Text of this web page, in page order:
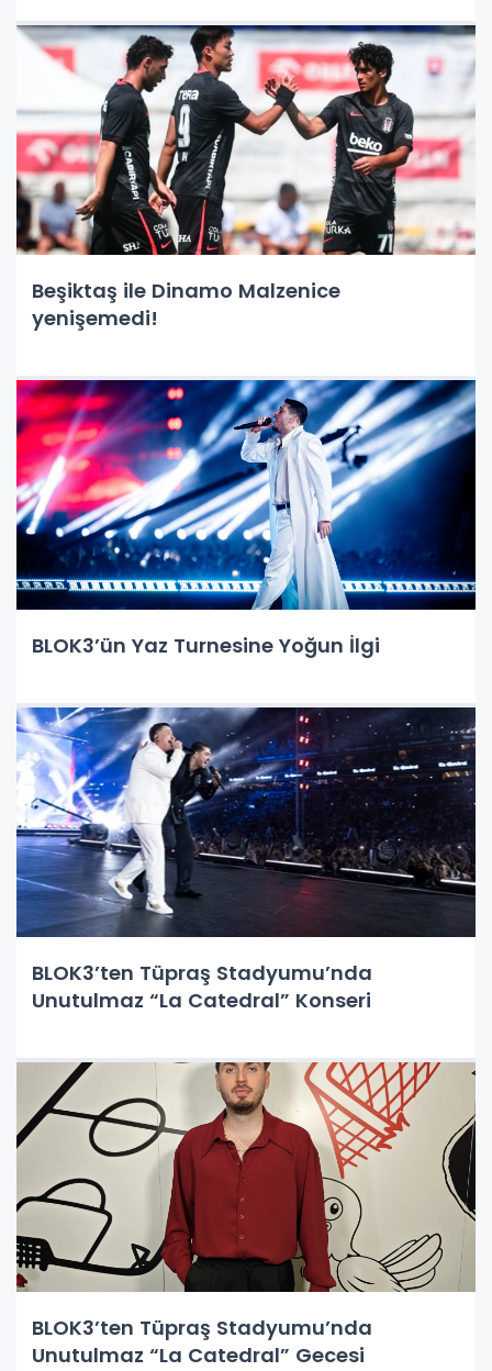
Beşiktaş ile Dinamo Malzenice
yenişemedi!
BLOK3’ün Yaz Turnesine Yoğun İlgi
BLOK3’ten Tüpraş Stadyumu’nda
Unutulmaz “La Catedral” Konseri
BLOK3’ten Tüpraş Stadyumu’nda
Unutulmaz “La Catedral” Gecesi